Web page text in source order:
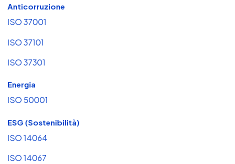
Anticorruzione
ISO 37001
ISO 37101
ISO 37301
Energia
ISO 50001
ESG (Sostenibilità)
ISO 14064
ISO 14067